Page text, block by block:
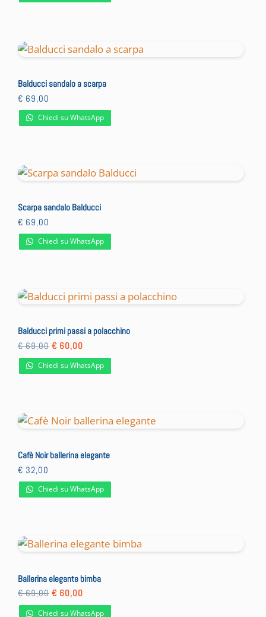
Balducci sandalo a scarpa
€ 69,00
Chiedi su WhatsApp
Scarpa sandalo Balducci
€ 69,00
Chiedi su WhatsApp
Balducci primi passi a polacchino
€69,00 Il
prezzo
originale
era:
€ 60,00
attuale
è:
Chiedi su WhatsApp
Cafè Noir ballerina elegante
€ 32,00
Chiedi su WhatsApp
Ballerina elegante bimba
€69,00 Il
prezzo
originale
€ 60,00
attuale
Chiedi su WhatsApp